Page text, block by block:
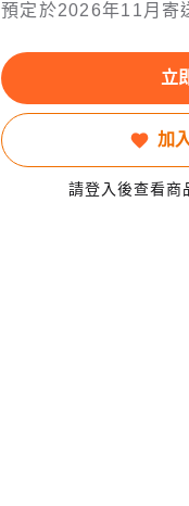
預定於2026年11月寄
立
加
請登入後查看商